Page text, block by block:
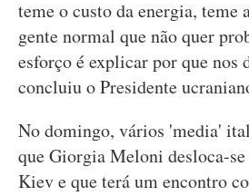
teme o custo da energia, teme
gente normal que não quer
esforço é explicar por que nos
concluiu o Presidente
No domingo, vários 'media'
que Giorgia Meloni desloca-se
Kiev e que terá um encontro